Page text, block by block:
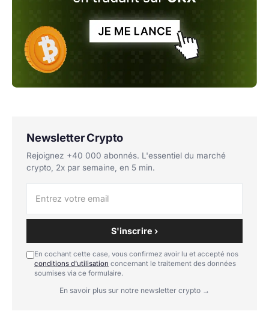
Newsletter Crypto
Rejoignez +40 000 abonnés. L'essentiel du marché
crypto, 2x par semaine, en 5 min.
S'inscrire ›
En cochant cette case, vous confirmez avoir lu et accepté nos
conditions d'utilisation concernant le traitement des données
soumises via ce formulaire.
En savoir plus sur notre newsletter crypto →